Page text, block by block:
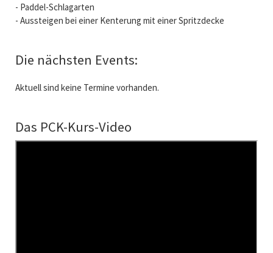
- Paddel-Schlagarten
- Aussteigen bei einer Kenterung mit einer Spritzdecke
Die nächsten Events:
Aktuell sind keine Termine vorhanden.
Das PCK-Kurs-Video